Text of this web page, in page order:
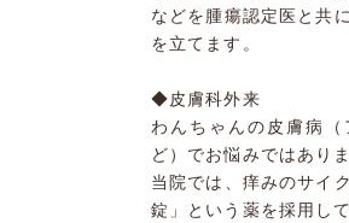
などを腫瘍認定医と共
を立てます。
◆皮膚科外来
わんちゃんの皮膚病
ど）でお悩みではあり
当院では、痒みのサイ
錠」という薬を採用し